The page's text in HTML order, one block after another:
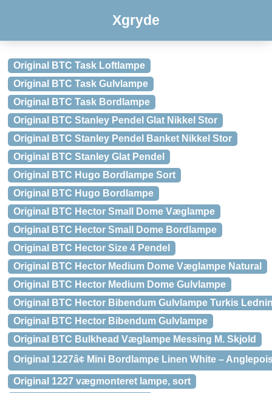
Xgryde
Original BTC Task Loftlampe
Original BTC Task Gulvlampe
Original BTC Task Bordlampe
Original BTC Stanley Pendel Glat Nikkel Stor
Original BTC Stanley Pendel Banket Nikkel Stor
Original BTC Stanley Glat Pendel
Original BTC Hugo Bordlampe Sort
Original BTC Hugo Bordlampe
Original BTC Hector Small Dome Væglampe
Original BTC Hector Small Dome Bordlampe
Original BTC Hector Size 4 Pendel
Original BTC Hector Medium Dome Væglampe Natural
Original BTC Hector Medium Dome Gulvlampe
Original BTC Hector Bibendum Gulvlampe Turkis
Original BTC Hector Bibendum Gulvlampe
Original BTC Bulkhead Væglampe Messing M. Skjold
Original 1227â¢ Mini Bordlampe Linen White –
Original 1227 vægmonteret lampe, sort